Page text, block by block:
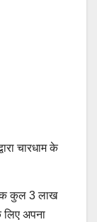
चारधाम के
कुल 3 लाख
लिए अपना